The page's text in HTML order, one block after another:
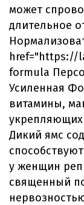
может
длительное
href="https://
formula
Усиленная
витамины,
укрепляющих
Дикий ямс
у женщин
священный